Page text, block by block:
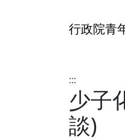
行政院青
:::
少子
談)